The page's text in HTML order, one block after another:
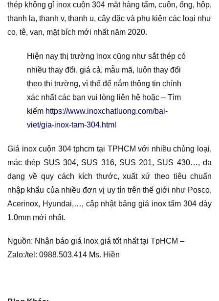
thép không gỉ inox cuộn 304 mặt hàng tấm, cuộn, ống, hộp,
thanh la, thanh v, thanh u, cây đặc và phụ kiện các loại như
co, tê, van, mặt bích mới nhất năm 2020.
Hiện nay thị trường inox cũng như sắt thép có
nhiều thay đổi, giá cả, mẫu mã, luôn thay đổi
theo thị trường, vì thế để nắm thông tin chính
xác nhất các bạn vui lòng liên hệ hoặc – Tìm
kiếm https://www.inoxchatluong.com/bai-
viet/gia-inox-tam-304.html
Giá inox cuộn 304 tphcm tại TPHCM với nhiều chủng loại,
mác thép SUS 304, SUS 316, SUS 201, SUS 430…, đa
dạng về quy cách kích thước, xuất xứ theo tiêu chuẩn
nhập khẩu của nhiều đơn vị uy tín trên thế giới như Posco,
Acerinox, Hyundai,…, cập nhật bảng giá inox tấm 304 dày
1.0mm mới nhất.
Nguồn: Nhận báo giá Inox giá tốt nhất tại TpHCM –
Zalo:/tel: 0988.503.414 Ms. Hiền